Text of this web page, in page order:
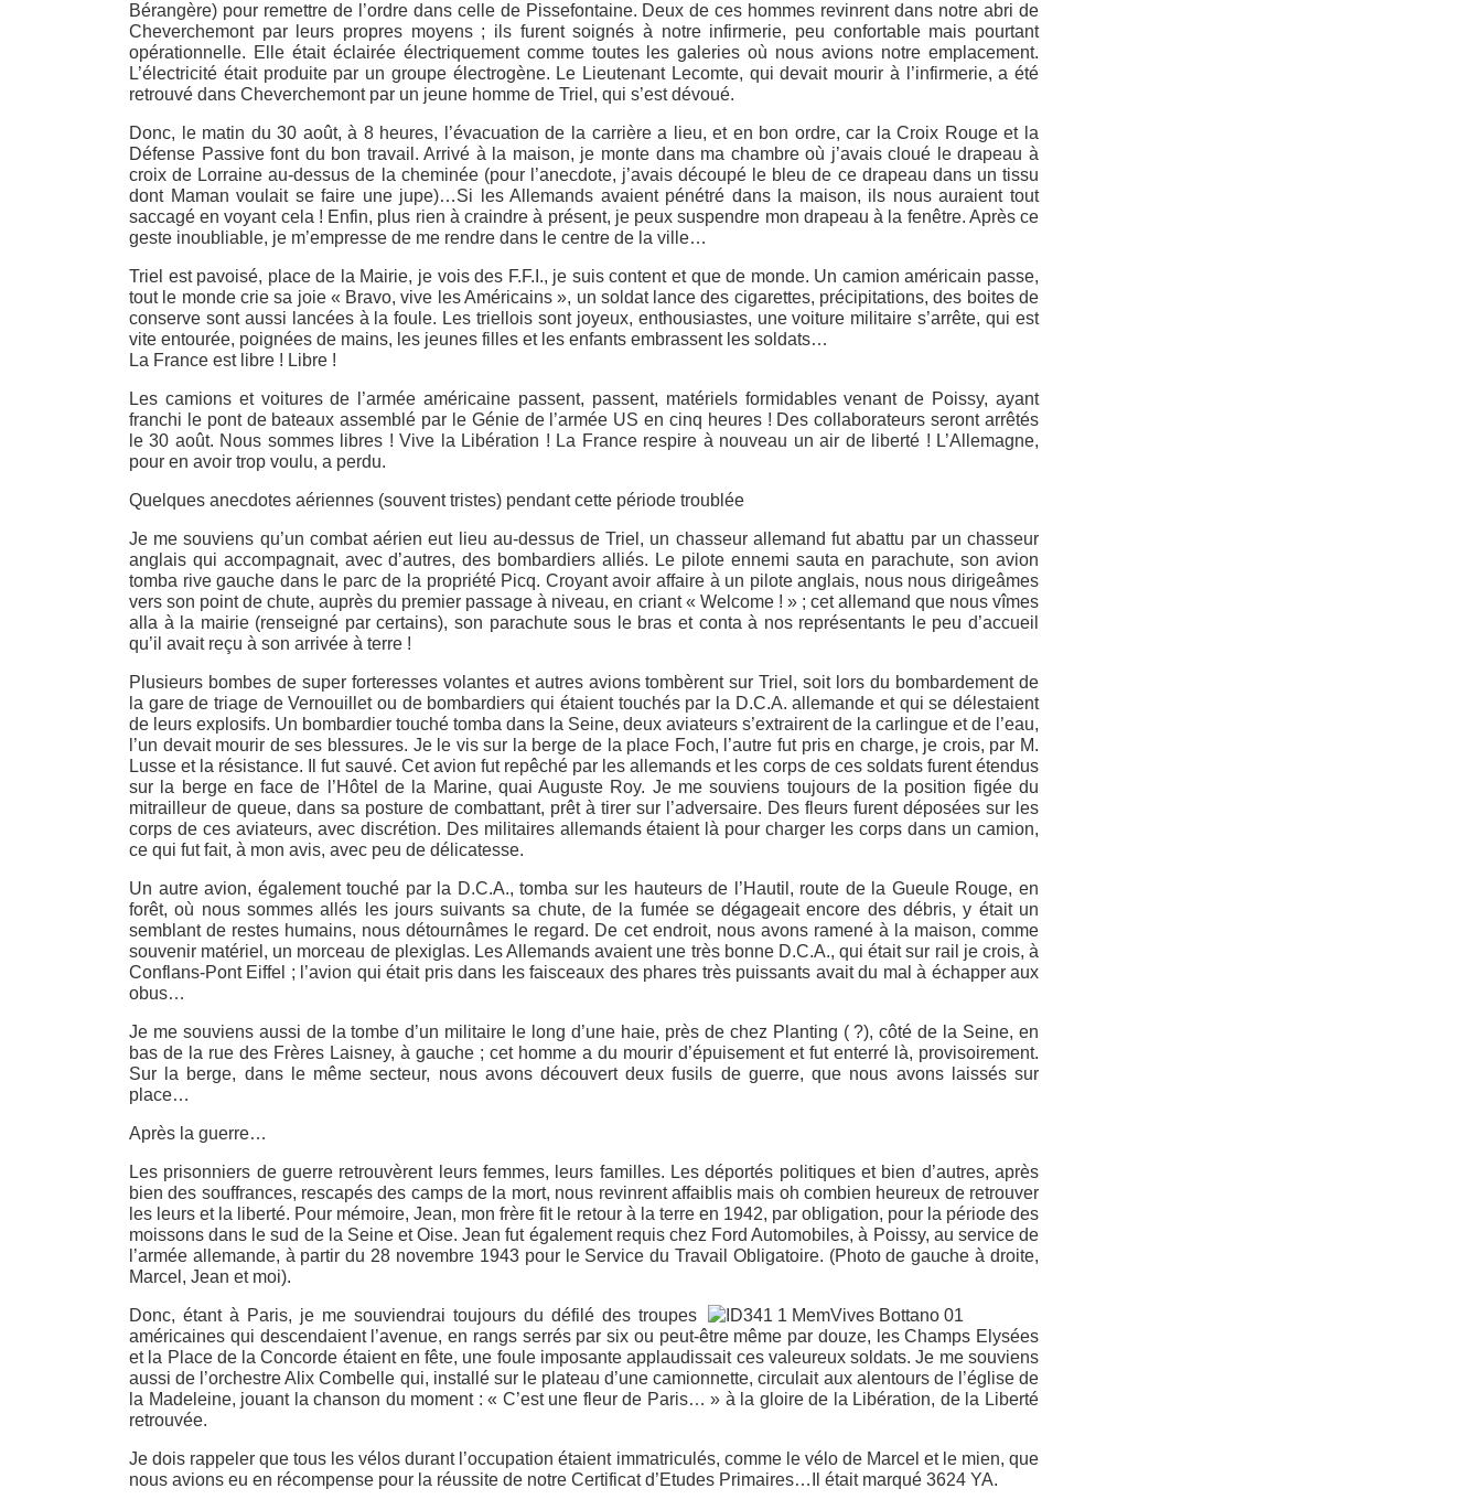
Bérangère) pour remettre de l’ordre dans celle de Pissefontaine. Deux de ces hommes revinrent dans notre abri de
Cheverchemont par leurs propres moyens ; ils furent soignés à notre infirmerie, peu confortable mais pourtant
opérationnelle. Elle était éclairée électriquement comme toutes les galeries où nous avions notre emplacement.
L’électricité était produite par un groupe électrogène. Le Lieutenant Lecomte, qui devait mourir à l’infirmerie, a été
retrouvé dans Cheverchemont par un jeune homme de Triel, qui s’est dévoué.
Donc, le matin du 30 août, à 8 heures, l’évacuation de la carrière a lieu, et en bon ordre, car la Croix Rouge et la
Défense Passive font du bon travail. Arrivé à la maison, je monte dans ma chambre où j’avais cloué le drapeau à
croix de Lorraine au-dessus de la cheminée (pour l’anecdote, j’avais découpé le bleu de ce drapeau dans un tissu
dont Maman voulait se faire une jupe)…Si les Allemands avaient pénétré dans la maison, ils nous auraient tout
saccagé en voyant cela ! Enfin, plus rien à craindre à présent, je peux suspendre mon drapeau à la fenêtre. Après ce
geste inoubliable, je m’empresse de me rendre dans le centre de la ville…
Triel est pavoisé, place de la Mairie, je vois des F.F.I., je suis content et que de monde. Un camion américain passe,
tout le monde crie sa joie « Bravo, vive les Américains », un soldat lance des cigarettes, précipitations, des boites de
conserve sont aussi lancées à la foule. Les triellois sont joyeux, enthousiastes, une voiture militaire s’arrête, qui est
vite entourée, poignées de mains, les jeunes filles et les enfants embrassent les soldats…
La France est libre ! Libre !
Les camions et voitures de l’armée américaine passent, passent, matériels formidables venant de Poissy, ayant
franchi le pont de bateaux assemblé par le Génie de l’armée US en cinq heures ! Des collaborateurs seront arrêtés
le 30 août. Nous sommes libres ! Vive la Libération ! La France respire à nouveau un air de liberté ! L’Allemagne,
pour en avoir trop voulu, a perdu.
Quelques anecdotes aériennes (souvent tristes) pendant cette période troublée
Je me souviens qu’un combat aérien eut lieu au-dessus de Triel, un chasseur allemand fut abattu par un chasseur
anglais qui accompagnait, avec d’autres, des bombardiers alliés. Le pilote ennemi sauta en parachute, son avion
tomba rive gauche dans le parc de la propriété Picq. Croyant avoir affaire à un pilote anglais, nous nous dirigeâmes
vers son point de chute, auprès du premier passage à niveau, en criant « Welcome ! » ; cet allemand que nous vîmes
alla à la mairie (renseigné par certains), son parachute sous le bras et conta à nos représentants le peu d’accueil
qu’il avait reçu à son arrivée à terre !
Plusieurs bombes de super forteresses volantes et autres avions tombèrent sur Triel, soit lors du bombardement de
la gare de triage de Vernouillet ou de bombardiers qui étaient touchés par la D.C.A. allemande et qui se délestaient
de leurs explosifs. Un bombardier touché tomba dans la Seine, deux aviateurs s’extrairent de la carlingue et de l’eau,
l’un devait mourir de ses blessures. Je le vis sur la berge de la place Foch, l’autre fut pris en charge, je crois, par M.
Lusse et la résistance. Il fut sauvé. Cet avion fut repêché par les allemands et les corps de ces soldats furent étendus
sur la berge en face de l’Hôtel de la Marine, quai Auguste Roy. Je me souviens toujours de la position figée du
mitrailleur de queue, dans sa posture de combattant, prêt à tirer sur l’adversaire. Des fleurs furent déposées sur les
corps de ces aviateurs, avec discrétion. Des militaires allemands étaient là pour charger les corps dans un camion,
ce qui fut fait, à mon avis, avec peu de délicatesse.
Un autre avion, également touché par la D.C.A., tomba sur les hauteurs de l’Hautil, route de la Gueule Rouge, en
forêt, où nous sommes allés les jours suivants sa chute, de la fumée se dégageait encore des débris, y était un
semblant de restes humains, nous détournâmes le regard. De cet endroit, nous avons ramené à la maison, comme
souvenir matériel, un morceau de plexiglas. Les Allemands avaient une très bonne D.C.A., qui était sur rail je crois, à
Conflans-Pont Eiffel ; l’avion qui était pris dans les faisceaux des phares très puissants avait du mal à échapper aux
obus…
Je me souviens aussi de la tombe d’un militaire le long d’une haie, près de chez Planting ( ?), côté de la Seine, en
bas de la rue des Frères Laisney, à gauche ; cet homme a du mourir d’épuisement et fut enterré là, provisoirement.
Sur la berge, dans le même secteur, nous avons découvert deux fusils de guerre, que nous avons laissés sur
place…
Après la guerre…
Les prisonniers de guerre retrouvèrent leurs femmes, leurs familles. Les déportés politiques et bien d’autres, après
bien des souffrances, rescapés des camps de la mort, nous revinrent affaiblis mais oh combien heureux de retrouver
les leurs et la liberté. Pour mémoire, Jean, mon frère fit le retour à la terre en 1942, par obligation, pour la période des
moissons dans le sud de la Seine et Oise. Jean fut également requis chez Ford Automobiles, à Poissy, au service de
l’armée allemande, à partir du 28 novembre 1943 pour le Service du Travail Obligatoire. (Photo de gauche à droite,
Marcel, Jean et moi).
Donc, étant à Paris, je me souviendrai toujours du défilé des troupes
américaines qui descendaient l’avenue, en rangs serrés par six ou peut-être même par douze, les Champs Elysées
et la Place de la Concorde étaient en fête, une foule imposante applaudissait ces valeureux soldats. Je me souviens
aussi de l’orchestre Alix Combelle qui, installé sur le plateau d’une camionnette, circulait aux alentours de l’église de
la Madeleine, jouant la chanson du moment : « C’est une fleur de Paris… » à la gloire de la Libération, de la Liberté
retrouvée.
Je dois rappeler que tous les vélos durant l’occupation étaient immatriculés, comme le vélo de Marcel et le mien, que
nous avions eu en récompense pour la réussite de notre Certificat d’Etudes Primaires…Il était marqué 3624 YA.